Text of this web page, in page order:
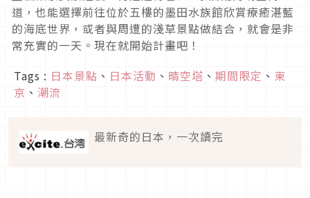
道，也能選擇前往位於五樓的墨田水族館欣賞療癒湛藍
的海底世界，或者與周遭的淺草景點做結合，就會是非
常充實的一天。現在就開始計畫吧！
Tags : 日本景點 、 日本活動 、 晴空塔 、 期間限定 、 東
京 、 潮流
最新奇的日本，一次讀完